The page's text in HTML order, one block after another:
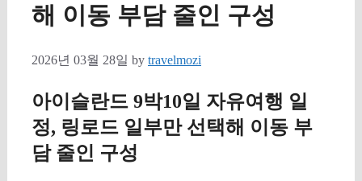
해 이동 부담 줄인 구성
2026년 03월 28일 by travelmozi
아이슬란드 9박10일 자유여행 일
정, 링로드 일부만 선택해 이동 부
담 줄인 구성